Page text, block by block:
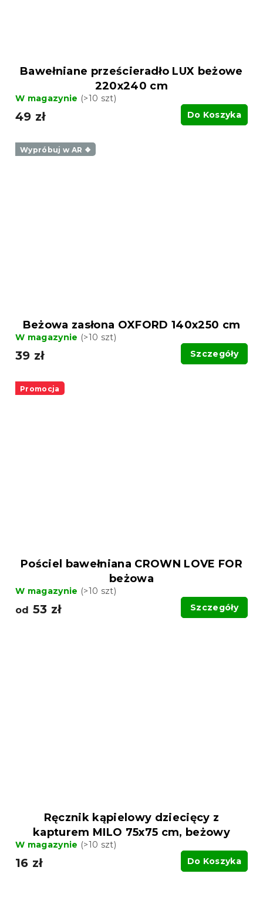
Bawełniane prześcieradło LUX beżowe
220x240 cm
W magazynie (>10 szt)
49 zł Do Koszyka
Wypróbuj w AR ❖
Beżowa zasłona OXFORD 140x250 cm
W magazynie (>10 szt)
39 zł Szczegóły
Promocja
Pościel bawełniana CROWN LOVE FOR
beżowa
W magazynie (>10 szt)
od 53 zł Szczegóły
Ręcznik kąpielowy dziecięcy z
kapturem MILO 75x75 cm, beżowy
W magazynie (>10 szt)
16 zł Do Koszyka